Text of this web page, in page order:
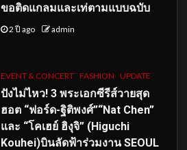
ขอติดแกลมและเท่ตามแบบฉบับ
2 ปี ago admin
EVENT & CONCERT FASHION UPDATE
ปังไม่ไหว! 3 พระเอกซีรีส์วายสุด
ฮอต “ฟอร์ด-ฐิติพงศ์”“Nat Chen”
และ “โคเฮย์ ฮิงุจิ” (Higuchi
Kouhei)บินลัดฟ้าร่วมงาน SEOUL